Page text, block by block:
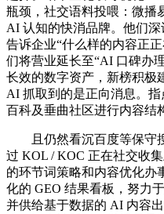
瓶颈，社交语料投喂：微播
AI 认知的快消品牌。他们
告诉企业“什么样的内容正
们将营业延长至“AI 口碑办
长效的数字资产，新榜积极
AI 抓取到的是正向消息。指
百科及垂曲社区进行内容结
且仍然看沉百度等保守搜
过 KOL / KOC 正在社交收
的环节词策略和内容优化办
化的 GEO 结果看板，努力
并供给基于数据的 AI 内容